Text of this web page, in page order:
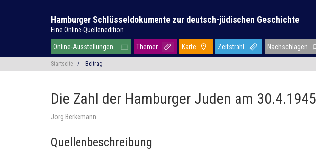
Hamburger Schlüsseldokumente zur deutsch-jüdischen Geschichte
Eine Online-Quellenedition
Online-Ausstellungen Themen Karte Zeitstrahl Nachschlagen
Startseite / Beitrag
Die Zahl der Hamburger Juden am 30.4.1945
Jörg Berkemann
Quellenbeschreibung